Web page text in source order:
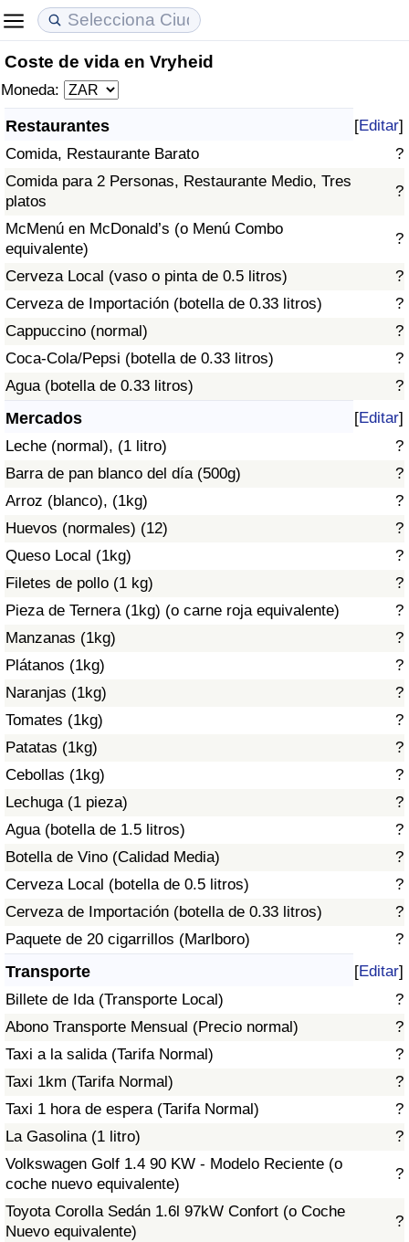
Coste de vida en Vryheid
Moneda:
Restaurantes [Editar]
Comida, Restaurante Barato
?
Comida para 2 Personas, Restaurante Medio, Tres
platos
?
McMenú en McDonald’s (o Menú Combo
equivalente)
?
Cerveza Local (vaso o pinta de 0.5 litros)
?
Cerveza de Importación (botella de 0.33 litros)
?
Cappuccino (normal)
?
Coca-Cola/Pepsi (botella de 0.33 litros)
?
Agua (botella de 0.33 litros)
?
Mercados [Editar]
Leche (normal), (1 litro)
?
Barra de pan blanco del día (500g)
?
Arroz (blanco), (1kg)
?
Huevos (normales) (12)
?
Queso Local (1kg)
?
Filetes de pollo (1 kg)
?
Pieza de Ternera (1kg) (o carne roja equivalente)
?
Manzanas (1kg)
?
Plátanos (1kg)
?
Naranjas (1kg)
?
Tomates (1kg)
?
Patatas (1kg)
?
Cebollas (1kg)
?
Lechuga (1 pieza)
?
Agua (botella de 1.5 litros)
?
Botella de Vino (Calidad Media)
?
Cerveza Local (botella de 0.5 litros)
?
Cerveza de Importación (botella de 0.33 litros)
?
Paquete de 20 cigarrillos (Marlboro)
?
Transporte [Editar]
Billete de Ida (Transporte Local)
?
Abono Transporte Mensual (Precio normal)
?
Taxi a la salida (Tarifa Normal)
?
Taxi 1km (Tarifa Normal)
?
Taxi 1 hora de espera (Tarifa Normal)
?
La Gasolina (1 litro)
?
Volkswagen Golf 1.4 90 KW - Modelo Reciente (o
coche nuevo equivalente)
?
Toyota Corolla Sedán 1.6l 97kW Confort (o Coche
Nuevo equivalente)
?
Coste de vida
Índice de Costo de Vida
Índice de costo de vida por país
en aqaba
Precios de las propiedades
Índice de Precios de Inmuebles
Índice de Precios de Inmuebles por País
Calidad de Vida
Índice de Calidad de Vida (Actual)
Índice de calidad de vida por país
Delincuencia
Calificación del Índice de Criminalidad
(Actual)
Índice de Criminalidad
Índice de criminalidad por país
Sanidad
Índice de Sanidad (Actual)
Índice de Sanidad
Índice de Sanidad por País
Contaminación
Índice de Contaminación (Actual)
Índice de contaminación
Índice de Contaminación por País
Tráfico
Índice de Tráfico
Índice de Tráfico (Actual)
Índice de Tráfico por País